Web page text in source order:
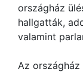
országház
hallgatták,
valamint
Az